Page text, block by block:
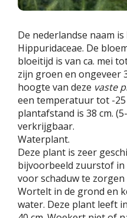
De nederlandse naam is
Hippuridaceae. De
bloeitijd is van ca. mei
zijn groen en ongeveer
hoogte van deze vaste
een temperatuur tot -25
plantafstand is 38 cm.
verkrijgbaar.
Waterplant.
Deze plant is zeer
bijvoorbeeld zuurstof
voor schaduw te
Wortelt in de grond en
water. Deze plant leeft